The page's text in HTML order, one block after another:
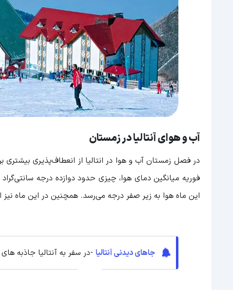
آب و هوای آنتالیا در زمستان
در فصل زمستان آب ‌و هوا در انتالیا از انعطاف‌پذیری
فوریه میانگین دمای هوا، چیزی حدود دوازده درجه
این ماه هوا به زیر صفر درجه می‌رسد. همچنین در این ماه نیز
جاهای دیدنی آنتالیا -در سفر به آنتالیا جاذبه